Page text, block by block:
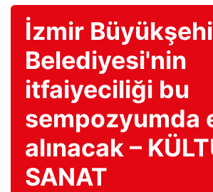
İzmir
Belediyesi'nin
itfaiyeciliği bu
sempozyumda
alınacak –
SANAT